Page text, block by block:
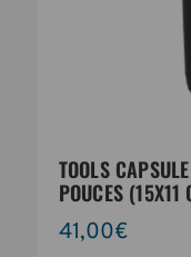
TOOLS
POUCES
41,00€